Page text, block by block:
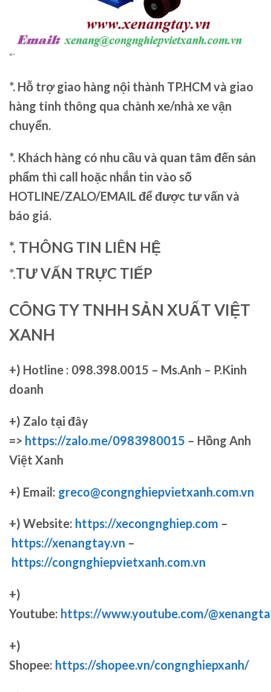
“`
*. Hỗ trợ giao hàng nội thành TP.HCM và giao
hàng tỉnh thông qua chành xe/nhà xe vận
chuyển.
*. Khách hàng có nhu cầu và quan tâm đến sản
phẩm thì call hoặc nhắn tin vào số
HOTLINE/ZALO/EMAIL để được tư vấn và
báo giá.
*. THÔNG TIN LIÊN HỆ
*.TƯ VẤN TRỰC TIẾP
CÔNG TY TNHH SẢN XUẤT VIỆT
XANH
+) Hotline : 098.398.0015 – Ms.Anh – P.Kinh
doanh
+) Zalo tại đây
=> https://zalo.me/0983980015 – Hồng Anh
Việt Xanh
+) Email: greco@congnghiepvietxanh.com.vn
+) Website: https://xecongnghiep.com –
https://xenangtay.vn –
https://congnghiepvietxanh.com.vn
+)
Youtube: https://www.youtube.com/
+)
Shopee: https://shopee.vn/congnghiepxanh/